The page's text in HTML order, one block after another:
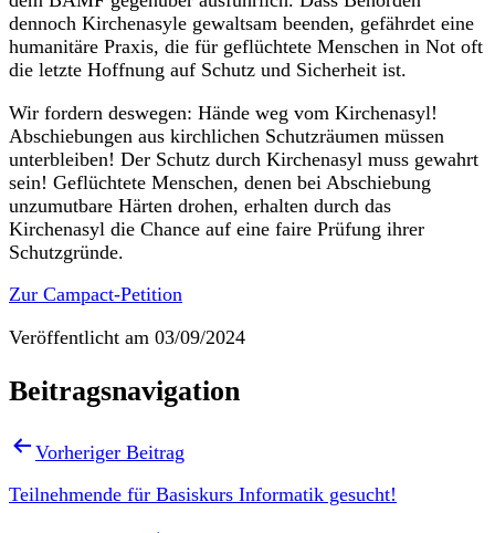
dennoch Kirchenasyle gewaltsam beenden, gefährdet eine
humanitäre Praxis, die für geflüchtete Menschen in Not oft
die letzte Hoffnung auf Schutz und Sicherheit ist.
Wir fordern deswegen: Hände weg vom Kirchenasyl!
Abschiebungen aus kirchlichen Schutzräumen müssen
unterbleiben! Der Schutz durch Kirchenasyl muss gewahrt
sein! Geflüchtete Menschen, denen bei Abschiebung
unzumutbare Härten drohen, erhalten durch das
Kirchenasyl die Chance auf eine faire Prüfung ihrer
Schutzgründe.
Zur Campact-Petition
Veröffentlicht am 03/09/2024
Beitragsnavigation
Vorheriger Beitrag
Teilnehmende für Basiskurs Informatik gesucht!